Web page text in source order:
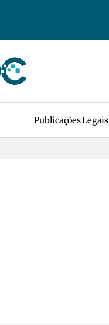
Publicações Legais